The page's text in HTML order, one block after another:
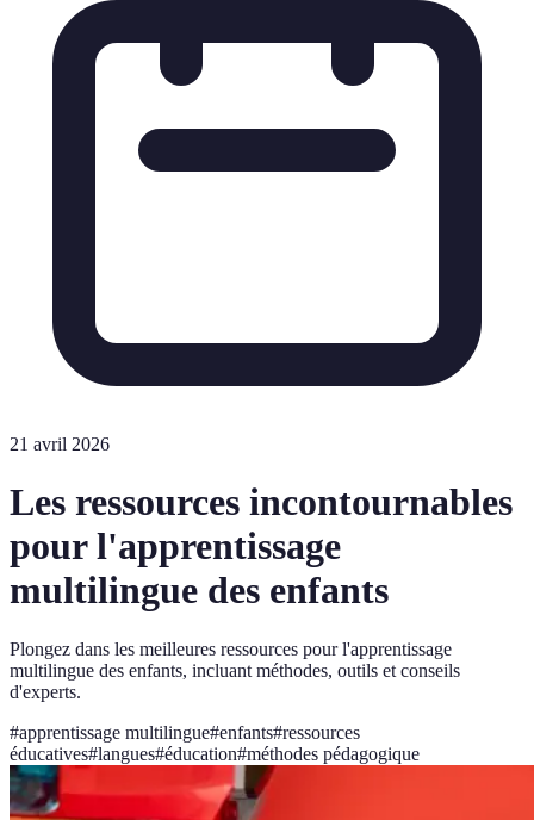
21 avril 2026
Les ressources incontournables
pour l'apprentissage
multilingue des enfants
Plongez dans les meilleures ressources pour l'apprentissage
multilingue des enfants, incluant méthodes, outils et conseils
d'experts.
#apprentissage multilingue#enfants#ressources
éducatives#langues#éducation#méthodes pédagogique